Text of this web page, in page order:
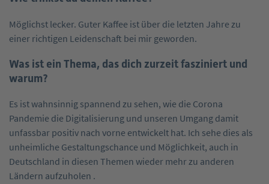
Möglichst lecker. Guter Kaffee ist über die letzten Jahre zu
einer richtigen Leidenschaft bei mir geworden.
Was ist ein Thema, das dich zurzeit fasziniert und
warum?
Es ist wahnsinnig spannend zu sehen, wie die Corona
Pandemie die Digitalisierung und unseren Umgang damit
unfassbar positiv nach vorne entwickelt hat. Ich sehe dies als
unheimliche Gestaltungschance und Möglichkeit, auch in
Deutschland in diesen Themen wieder mehr zu anderen
Ländern aufzuholen .